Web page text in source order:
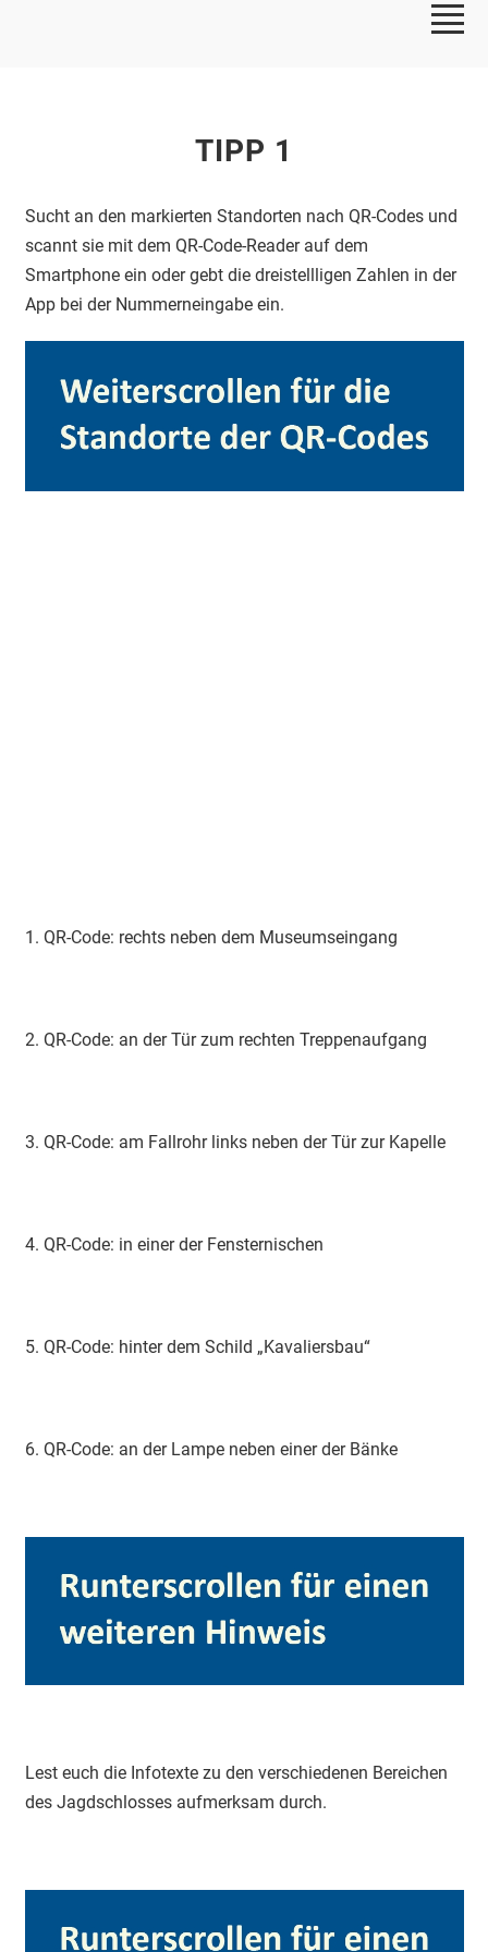
TIPP 1
Sucht an den markierten Standorten nach QR-Codes und
scannt sie mit dem QR-Code-Reader auf dem
Smartphone ein oder gebt die dreistellligen Zahlen in der
App bei der Nummerneingabe ein.
1. QR-Code: rechts neben dem Museumseingang
2. QR-Code: an der Tür zum rechten Treppenaufgang
3. QR-Code: am Fallrohr links neben der Tür zur Kapelle
4. QR-Code: in einer der Fensternischen
5. QR-Code: hinter dem Schild „Kavaliersbau“
6. QR-Code: an der Lampe neben einer der Bänke
Lest euch die Infotexte zu den verschiedenen Bereichen
des Jagdschlosses aufmerksam durch.